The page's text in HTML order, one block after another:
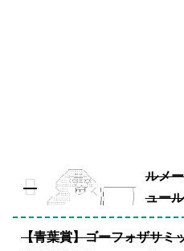
ルメ
ュー
【青葉賞】ゴーフォザサミ